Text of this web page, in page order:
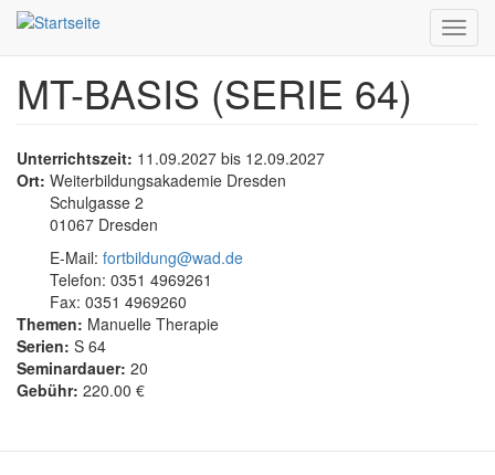
Direkt
zumMT-BASIS (SERIE 64)
Unterrichtszeit: 11.09.2027 bis 12.09.2027
Ort: Weiterbildungsakademie Dresden
Schulgasse 2
01067 Dresden
E-Mail: fortbildung@wad.de
Telefon: 0351 4969261
Fax: 0351 4969260
Themen: Manuelle Therapie
Serien: S 64
Seminardauer: 20
Gebühr: 220.00 €